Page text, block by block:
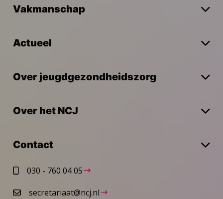
Vakmanschap
Actueel
Over jeugdgezondheidszorg
Over het NCJ
Contact
030 - 760 04 05
secretariaat@ncj.nl